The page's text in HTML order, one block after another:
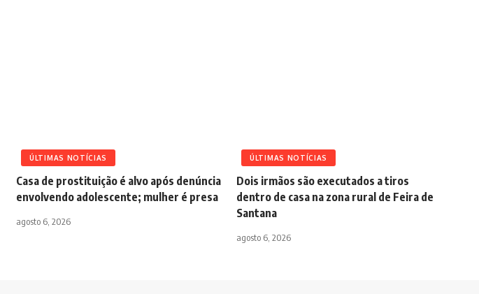
ÚLTIMAS NOTÍCIAS
Casa de prostituição é alvo após denúncia
envolvendo adolescente; mulher é presa
agosto 6, 2026
ÚLTIMAS NOTÍCIAS
Dois irmãos são executados a tiros
dentro de casa na zona rural de Feira de
Santana
agosto 6, 2026